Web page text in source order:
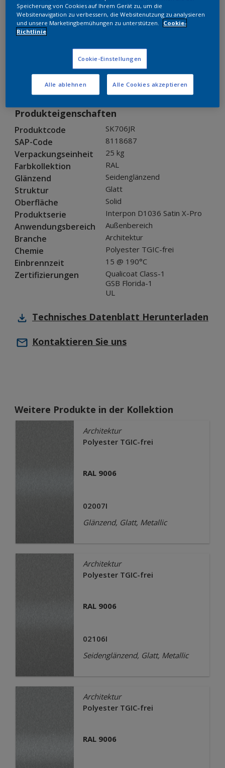
RAL 6006
SK706JR
Muster bestellen
Bestellen Sie direkt im Webshop
Produkteigenschaften
Produktcode SK706JR
SAP-Code 8118687
Verpackungseinheit 25 kg
Farbkollektion RAL
Glänzend Seidenglänzend
Struktur Glatt
Oberfläche Solid
Produktserie Interpon D1036 Satin X-Pro
Anwendungsbereich Außenbereich
Branche Architektur
Chemie Polyester TGIC-frei
Einbrennzeit 15 @ 190°C
Zertifizierungen
Qualicoat Class-1
GSB Florida-1
UL
Technisches Datenblatt Herunterladen
Kontaktieren Sie uns
Weitere Produkte in der Kollektion
Architektur
Polyester TGIC-frei
RAL 9006
02007I
Glänzend, Glatt, Metallic
Architektur
Polyester TGIC-frei
RAL 9006
02106I
Seidenglänzend, Glatt, Metallic
Architektur
Polyester TGIC-frei
RAL 9006
Speicherung von Cookies auf Ihrem Gerät zu, um die
Websitenavigation zu verbessern, die Websitenutzung zu analysieren
und unsere Marketingbemühungen zu unterstützen.
Cookie-
Richtlinie
Cookie-Einstellungen
Alle ablehnen Alle Cookies akzeptieren